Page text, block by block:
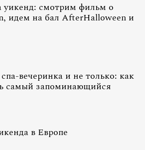
уикенд: смотрим фильм о
идем на бал AfterHalloween и
вечеринка и не только: как
самый запоминающийся
в Европе